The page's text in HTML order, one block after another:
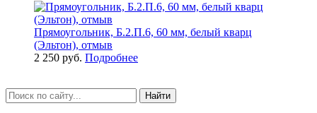
Прямоугольник, Б.2.П.6, 60 мм, белый кварц
(Эльтон), отмыв
2 250 руб. Подробнее
Найти